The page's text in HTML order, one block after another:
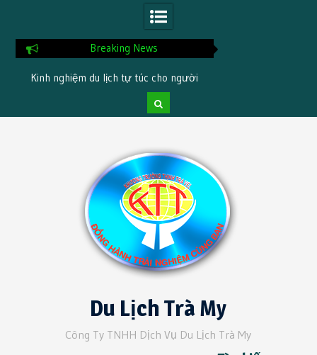
Breaking News
Kinh nghiệm du lịch tự túc cho người
Du Lịch Trà My
Công Ty TNHH Dịch Vụ Du Lịch Trà My